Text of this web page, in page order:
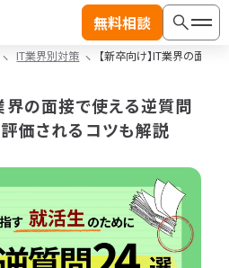
無料相談
カ
テ
リ
か
ら
探
す
へ
り込み検索
カテゴリから探す
IT業界別対策 【新卒向け】IT業界の面接
界の面接で使える逆質問
価されるコツも解説